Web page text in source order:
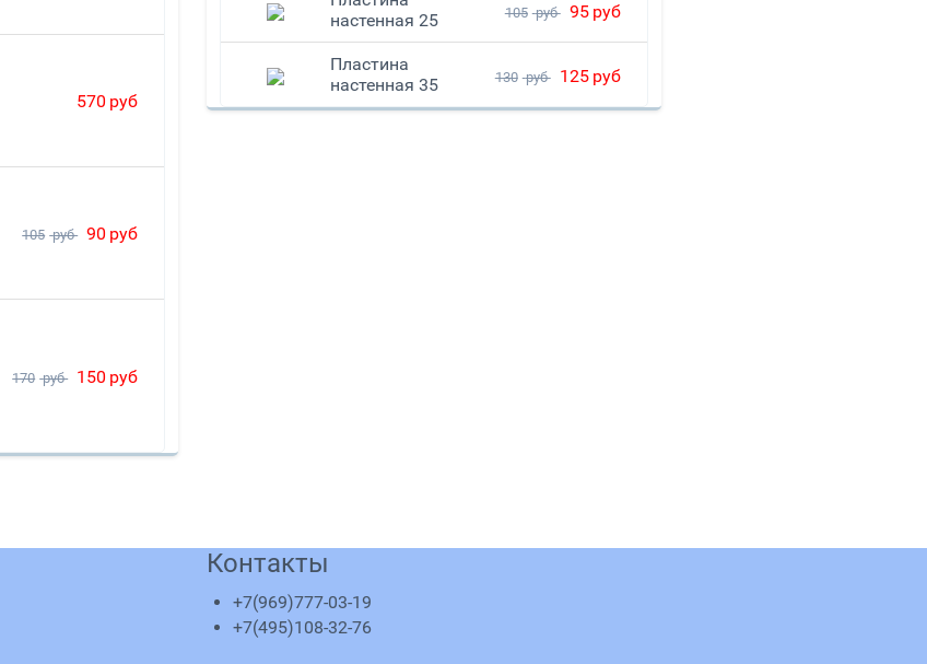
570 руб
105 руб 90 руб
170 руб 150 руб
настенная 25
105 руб 95 руб
Пластина
настенная 35
130 руб 125 руб
Контакты
+7(969)777-03-19
+7(495)108-32-76